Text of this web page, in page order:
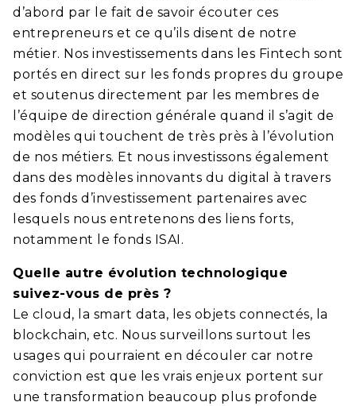
d’abord par le fait de savoir écouter ces
entrepreneurs et ce qu’ils disent de notre
métier. Nos investissements dans les Fintech sont
portés en direct sur les fonds propres du groupe
et soutenus directement par les membres de
l’équipe de direction générale quand il s’agit de
modèles qui touchent de très près à l’évolution
de nos métiers. Et nous investissons également
dans des modèles innovants du digital à travers
des fonds d’investissement partenaires avec
lesquels nous entretenons des liens forts,
notamment le fonds ISAI.
Quelle autre évolution technologique
suivez-vous de près ?
Le cloud, la smart data, les objets connectés, la
blockchain, etc. Nous surveillons surtout les
usages qui pourraient en découler car notre
conviction est que les vrais enjeux portent sur
une transformation beaucoup plus profonde